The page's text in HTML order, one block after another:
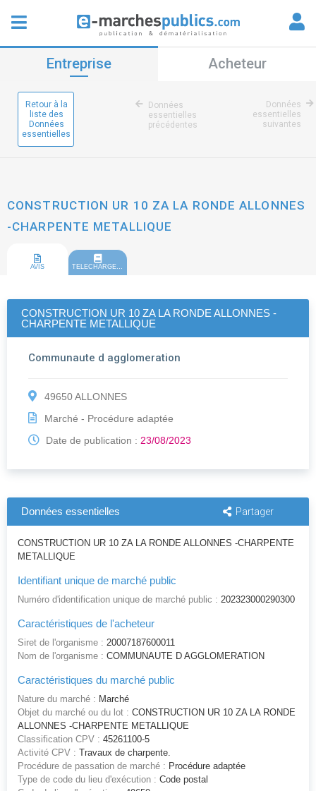
Entreprise Acheteur
Retour à la
liste des
Données
essentielles
Données
essentielles
précédentes
Données
essentielles
suivantes
CONSTRUCTION UR 10 ZA LA RONDE ALLONNES
-CHARPENTE METALLIQUE
AVIS TELECHARGEMENT
CONSTRUCTION UR 10 ZA LA RONDE ALLONNES -
CHARPENTE METALLIQUE
Communaute d agglomeration
49650 ALLONNES
Marché - Procédure adaptée
Date de publication : 23/08/2023
Données essentielles Partager
CONSTRUCTION UR 10 ZA LA RONDE ALLONNES -CHARPENTE
METALLIQUE
Identifiant unique de marché public
Numéro d'identification unique de marché public : 202323000290300
Caractéristiques de l'acheteur
Siret de l'organisme : 20007187600011
Nom de l'organisme : COMMUNAUTE D AGGLOMERATION
Caractéristiques du marché public
Nature du marché : Marché
Objet du marché ou du lot : CONSTRUCTION UR 10 ZA LA RONDE
ALLONNES -CHARPENTE METALLIQUE
Classification CPV : 45261100-5
Activité CPV : Travaux de charpente.
Procédure de passation de marché : Procédure adaptée
Type de code du lieu d'exécution : Code postal